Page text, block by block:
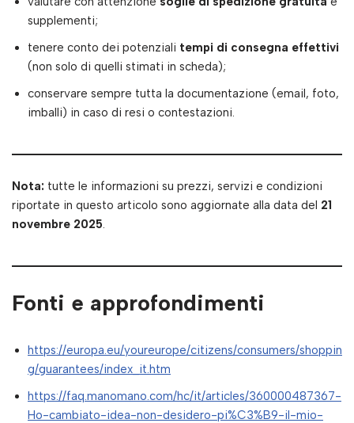
supplementi;
tenere conto dei potenziali tempi di consegna effettivi
(non solo di quelli stimati in scheda);
conservare sempre tutta la documentazione (email, foto,
imballi) in caso di resi o contestazioni.
Nota: tutte le informazioni su prezzi, servizi e condizioni
riportate in questo articolo sono aggiornate alla data del 21
novembre 2025.
Fonti e approfondimenti
https://europa.eu/youreurope/citizens/consumers/shoppin
g/guarantees/index_it.htm
https://faq.manomano.com/hc/it/articles/360000487367-
Ho-cambiato-idea-non-desidero-pi%C3%B9-il-mio-